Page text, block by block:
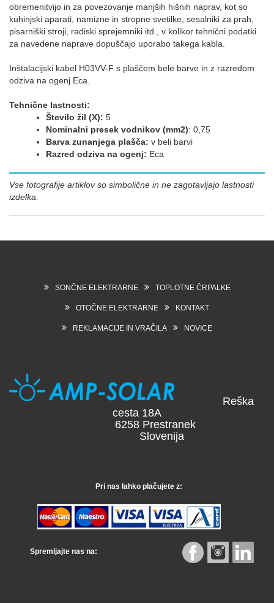
obremenitvijo in za povezovanje manjših hišnih naprav, kot so
kuhinjski aparati, namizne in stropne svetilke, sesalniki za prah,
pisarniški stroji, radiski sprejemniki itd., v kolikor tehnični podatki
za navedene naprave dopuščajo uporabo takega kabla.
Inštalacijski kabel H03VV-F s plaščem bele barve in z razredom
odziva na ogenj Eca.
Tehnične lastnosti:
Število žil (X): 5
Nominalni presek vodnikov (mm2): 0,75
Barva zunanjega plašča: v beli barvi
Razred odziva na ogenj: Eca
Vse fotografije artiklov so simbolične in ne zagotavljajo lastnosti
izdelka.
SONČNE ELEKTRARNE TOPLOTNE ČRPALKE
OTOČNE ELEKTRARNE KONTAKT
REKLAMACIJE IN VRAČILA NOVICE
Reška
cesta 18A
6258 Prestranek
Slovenija
Pri nas lahko plačujete z:
Spremljajte nas na: